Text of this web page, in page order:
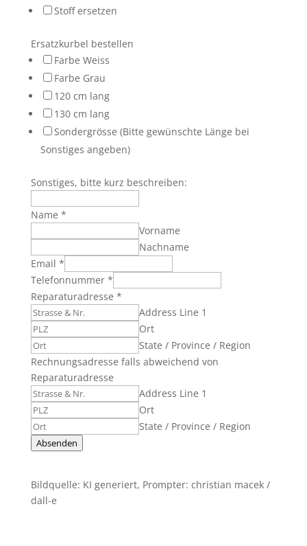
Stoff ersetzen
Ersatzkurbel bestellen
Farbe Weiss
Farbe Grau
120 cm lang
130 cm lang
Sondergrösse (Bitte gewünschte Länge bei
Sonstiges angeben)
Sonstiges, bitte kurz beschreiben:
Name *
Vorname
Nachname
Email *
Telefonnummer *
Reparaturadresse *
Address Line 1
Ort
State / Province / Region
Rechnungsadresse falls abweichend von
Reparaturadresse
Address Line 1
Ort
State / Province / Region
Absenden
Bildquelle: KI generiert, Prompter: christian macek /
dall-e